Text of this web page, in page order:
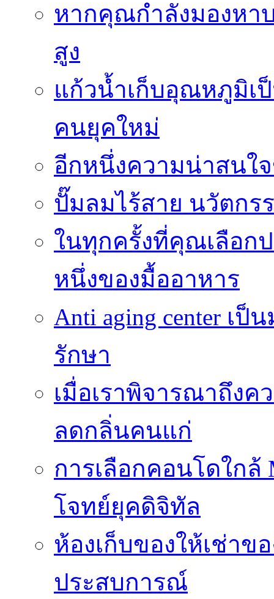
หากคุณกำลังมองหา
สูง
แก้วน้ำเก็บอุณหภูมิเ
คนยุคใหม่
อีกหนึ่งความน่าสนใ
ปั๊มลมไร้สาย นวัตก
ในทุกครั้งที่คุณเลือก
หนึ่งของมื้ออาหาร
Anti aging center เ
รักษา
เมื่อเราพิจารณาถึง
ลดกลิ่นคนแก่
การเลือกคอนโดใก
โจทย์ยุคดิจิทัล
ห้องเก็บของให้เช่าข
ประสบการณ์